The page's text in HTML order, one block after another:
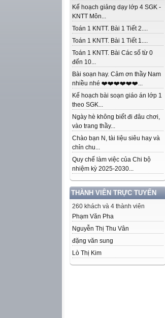
Kế hoạch giảng dạy lớp 4 SGK -
KNTT Môn...
Toán 1 KNTT. Bài 1 Tiết 2....
Toán 1 KNTT. Bài 1 Tiết 1....
Toán 1 KNTT. Bài Các số từ 0
đến 10...
Bài soạn hay. Cảm ơn thầy Nam
nhiều nhé ❤️❤️❤️❤️❤️❤️...
Kế hoạch bài soạn giáo án lớp 1
theo SGK...
Ngày hè không biết đi đâu chơi,
vào trang thầy...
Chào bạn N, tài liệu siêu hay và
chỉn chu...
Quy chế làm việc của Chi bộ
nhiệm kỳ 2025-2030...
THÀNH VIÊN TRỰC TUYẾN
260 khách và 4 thành viên
Phạm Văn Pha
Nguyễn Thị Thu Vân
đặng văn sung
Lò Thị Kim